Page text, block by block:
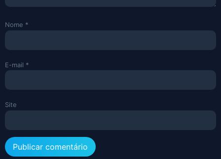
Nome *
E-mail *
Site